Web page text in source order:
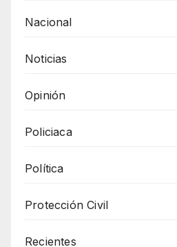
Nacional
Noticias
Opinión
Policiaca
Política
Protección Civil
Recientes